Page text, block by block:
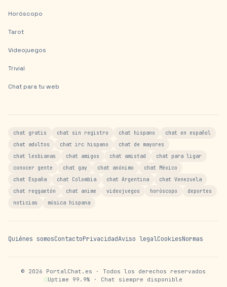
Horóscopo
Tarot
Videojuegos
Trivial
Chat para tu web
chat gratis chat sin registro chat hispano
chat en español
chat adultos
chat irc hispano
chat de mayores
chat lesbianas
chat amigos chat amistad
chat para ligar
conocer gente
chat gay chat anónimo
chat México
chat España
chat Colombia chat Argentina
chat Venezuela
chat reggaetón
chat anime videojuegos horóscopo
deportes
noticias
música hispana
Quiénes somosContactoPrivacidadAviso legalCookiesNormas
© 2026 PortalChat.es · Todos los derechos reservados
Uptime 99.9% · Chat siempre disponible